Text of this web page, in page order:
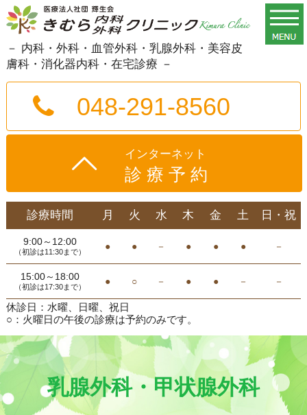
－ 内科・外科・血管外科・乳腺外科・美容皮
膚科・消化器内科・在宅診療 －
048-291-8560
インターネット
診療予約
診療時間 月 火 水 木 金 土 日・祝
9:00～12:00
（初診は11:30まで） ● ● － ● ● ● －
15:00～18:00
（初診は17:30まで） ● ○ － ● ● － －
休診日：水曜、日曜、祝日
○：火曜日の午後の診療は予約のみです。
乳腺外科・甲状腺外科